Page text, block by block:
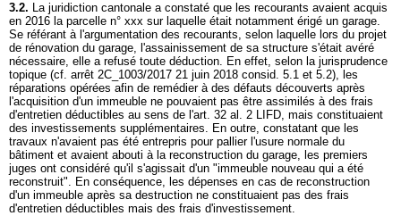
3.2. La juridiction cantonale a constaté que les recourants avaient acquis
en 2016 la parcelle n° xxx sur laquelle était notamment érigé un garage.
Se référant à l'argumentation des recourants, selon laquelle lors du projet
de rénovation du garage, l'assainissement de sa structure s'était avéré
nécessaire, elle a refusé toute déduction. En effet, selon la jurisprudence
topique (cf. arrêt 2C_1003/2017 21 juin 2018 consid. 5.1 et 5.2), les
réparations opérées afin de remédier à des défauts découverts après
l'acquisition d'un immeuble ne pouvaient pas être assimilés à des frais
d'entretien déductibles au sens de l'art. 32 al. 2 LIFD, mais constituaient
des investissements supplémentaires. En outre, constatant que les
travaux n'avaient pas été entrepris pour pallier l'usure normale du
bâtiment et avaient abouti à la reconstruction du garage, les premiers
juges ont considéré qu'il s'agissait d'un "immeuble nouveau qui a été
reconstruit". En conséquence, les dépenses en cas de reconstruction
d'un immeuble après sa destruction ne constituaient pas des frais
d'entretien déductibles mais des frais d'investissement.